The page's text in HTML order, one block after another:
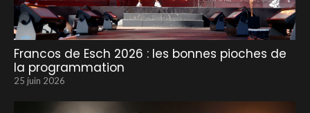
Francos de Esch 2026 : les bonnes pioches de
la programmation
25 juin 2026